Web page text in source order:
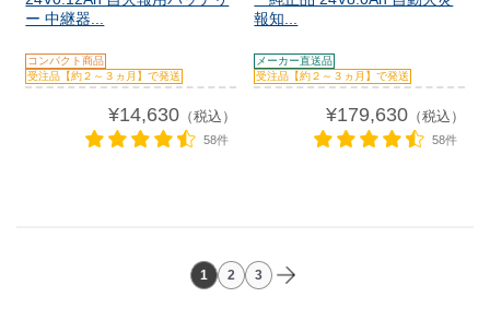
ー 中継器...
コンパクト商品
受注品【約２～３ヵ月】で発送
¥14,630（税込）
58件
報知...
メーカー直送品
受注品【約２～３ヵ月】で発送
¥179,630（税込）
58件
1 2 3